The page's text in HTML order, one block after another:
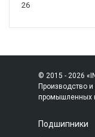
26
© 2015 - 2026
Производство и
промышленных
Подшипники